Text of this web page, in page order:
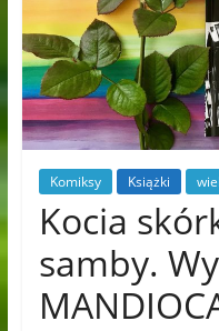
Komiksy Książki
Kocia
samby.